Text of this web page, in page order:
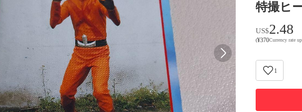
特撮ヒ
US$2.48
(¥370Currency rate
1